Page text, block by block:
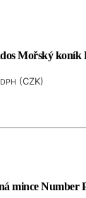
Mořský koník
(CZK)
mince Number